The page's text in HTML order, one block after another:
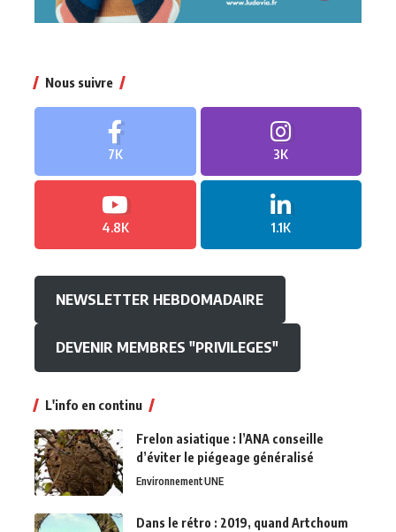
Nous suivre
7K 3K
4.8K 1.1K
NEWSLETTER HEBDOMADAIRE
DEVENIR MEMBRES "PRIVILEGES"
L'info en continu
Frelon asiatique : l’ANA conseille
d’éviter le piégeage généralisé
EnvironnementUNE
Dans le rétro : 2019, quand Artchoum